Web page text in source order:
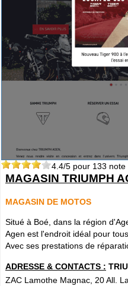
4.4/5 pour 133 note
MAGASIN TRIUMPH
MAGASIN DE MOTOS
Situé à Boé, dans la région
Agen est l'endroit idéal pour
Avec ses prestations de
ADRESSE & CONTACTS :
ZAC Lamothe Magnac, 20 All.